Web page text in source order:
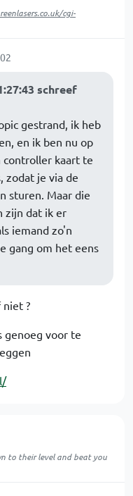
cgi-
schreef
gestrand, ik heb
en ik ben nu op
controller kaart te
zodat je via de
sturen. Maar die
zijn dat ik er
iemand zo'n
gang om het eens
niet ?
genoeg voor te
to their level and beat you